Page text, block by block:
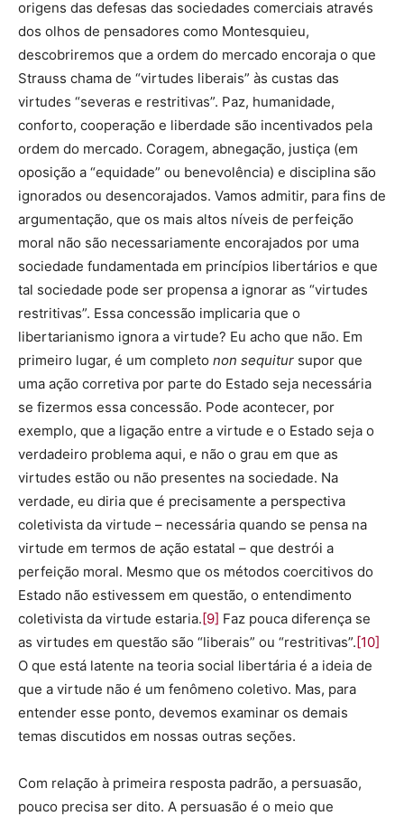
origens das defesas das sociedades comerciais através
dos olhos de pensadores como Montesquieu,
descobriremos que a ordem do mercado encoraja o que
Strauss chama de “virtudes liberais” às custas das
virtudes “severas e restritivas”. Paz, humanidade,
conforto, cooperação e liberdade são incentivados pela
ordem do mercado. Coragem, abnegação, justiça (em
oposição a “equidade” ou benevolência) e disciplina são
ignorados ou desencorajados. Vamos admitir, para fins de
argumentação, que os mais altos níveis de perfeição
moral não são necessariamente encorajados por uma
sociedade fundamentada em princípios libertários e que
tal sociedade pode ser propensa a ignorar as “virtudes
restritivas”. Essa concessão implicaria que o
libertarianismo ignora a virtude? Eu acho que não. Em
primeiro lugar, é um completo non sequitur supor que
uma ação corretiva por parte do Estado seja necessária
se fizermos essa concessão. Pode acontecer, por
exemplo, que a ligação entre a virtude e o Estado seja o
verdadeiro problema aqui, e não o grau em que as
virtudes estão ou não presentes na sociedade. Na
verdade, eu diria que é precisamente a perspectiva
coletivista da virtude – necessária quando se pensa na
virtude em termos de ação estatal – que destrói a
perfeição moral. Mesmo que os métodos coercitivos do
Estado não estivessem em questão, o entendimento
coletivista da virtude estaria.[9] Faz pouca diferença se
as virtudes em questão são “liberais” ou “restritivas”.[10]
O que está latente na teoria social libertária é a ideia de
que a virtude não é um fenômeno coletivo. Mas, para
entender esse ponto, devemos examinar os demais
temas discutidos em nossas outras seções.
Com relação à primeira resposta padrão, a persuasão,
pouco precisa ser dito. A persuasão é o meio que